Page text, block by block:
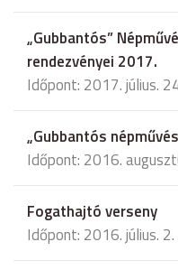
„Gubbantós”
rendezvényei 2017.
Időpont: 2017. július.
„Gubbantós
Időpont: 2016.
Fogathajtó verseny
Időpont: 2016. július. 2.